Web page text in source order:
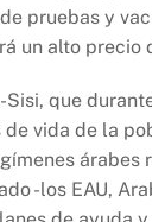
pruebas y
un alto
que
vida de la
-los EAU,